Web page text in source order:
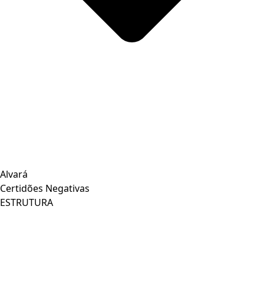
Alvará
Certidões Negativas
ESTRUTURA